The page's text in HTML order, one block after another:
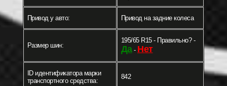
Привод у авто: Привод на задние колеса
Размер шин:
195/65 R15 - Правильно? -
Да- Нет
ID идентификатора марки
транспортного средства:
842